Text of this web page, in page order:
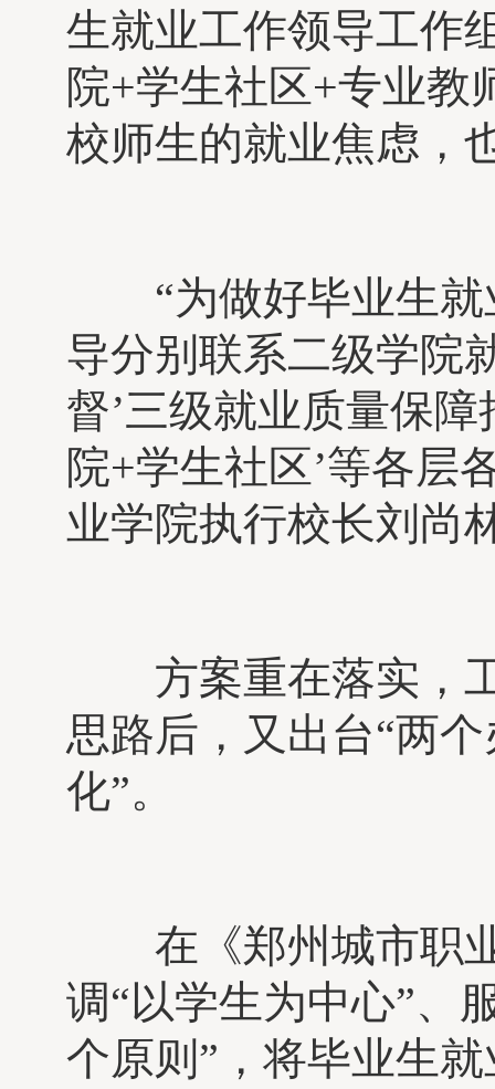
生就业工作领导工作
院+学生社区+专业教
校师生的就业焦虑，
“为做好毕业生就
导分别联系二级学院
督’三级就业质量保
院+学生社区’等各层
业学院执行校长刘尚
方案重在落实，工
思路后，又出台“两
化”。
在《郑州城市职业
调“以学生为中心”、
个原则”，将毕业生